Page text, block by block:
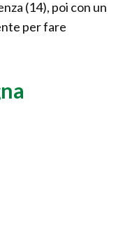
(14), poi con un
per fare